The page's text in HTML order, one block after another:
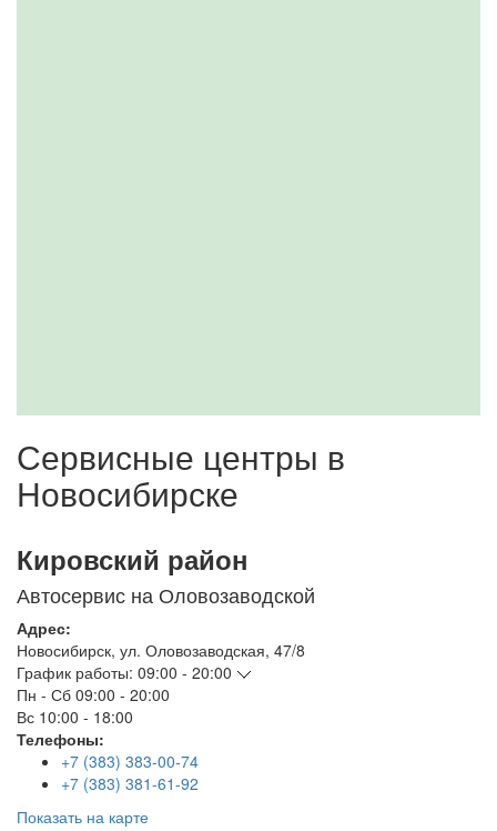
Сервисные центры в
Новосибирске
Кировский район
Автосервис на Оловозаводской
Адрес:
Новосибирск, ул. Оловозаводская, 47/8
График работы: 09:00 - 20:00
Пн - Сб 09:00 - 20:00
Вс 10:00 - 18:00
Телефоны:
+7 (383) 383-00-74
+7 (383) 381-61-92
Показать на карте